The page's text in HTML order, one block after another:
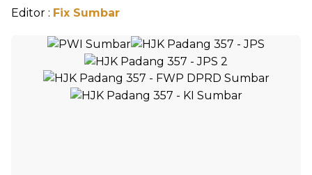
Editor : Fix Sumbar